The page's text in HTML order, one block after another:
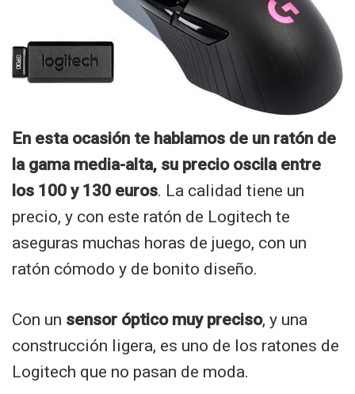
En esta ocasión te hablamos de un ratón de
la gama media-alta, su precio oscila entre
los 100 y 130 euros. La calidad tiene un
precio, y con este ratón de Logitech te
aseguras muchas horas de juego, con un
ratón cómodo y de bonito diseño.
Con un sensor óptico muy preciso, y una
construcción ligera, es uno de los ratones de
Logitech que no pasan de moda.